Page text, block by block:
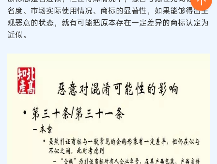
名度、市场实际使用情况、商标的显著性，如果能够得出主
观恶意的状态，就有可能把原本存在一定差异的商标认定为
近似。